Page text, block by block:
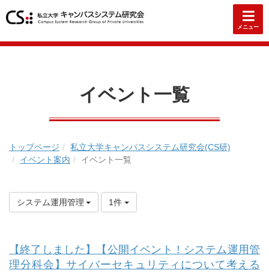
メニュー
イベント一覧
トップページ
私立大学キャンパスシステム研究会(CS研)
イベント案内
イベント一覧
システム運用管理 1件
【終了しました】【公開イベント！システム運用管
理分科会】サイバーセキュリティについて考える